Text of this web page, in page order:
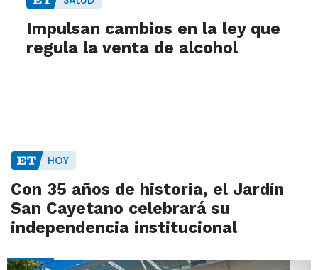
Impulsan cambios en la ley que
regula la venta de alcohol
HOY
Con 35 años de historia, el Jardín
San Cayetano celebrará su
independencia institucional